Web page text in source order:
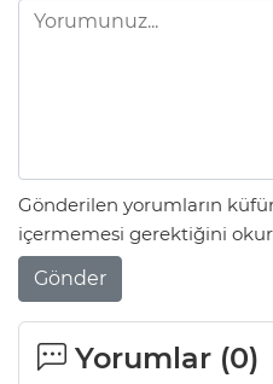
Gönderilen yorumların
içermemesi gerektiğini
Gönder
Yorumlar (0)